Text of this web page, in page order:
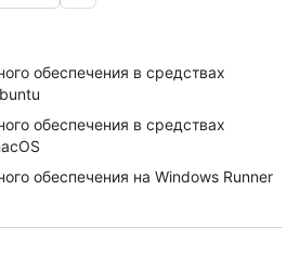
обеспечения в средствах
обеспечения в средствах
обеспечения на Windows Runner